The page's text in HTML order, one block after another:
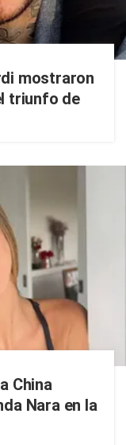
mostraron
triunfo de
China
Nara en la